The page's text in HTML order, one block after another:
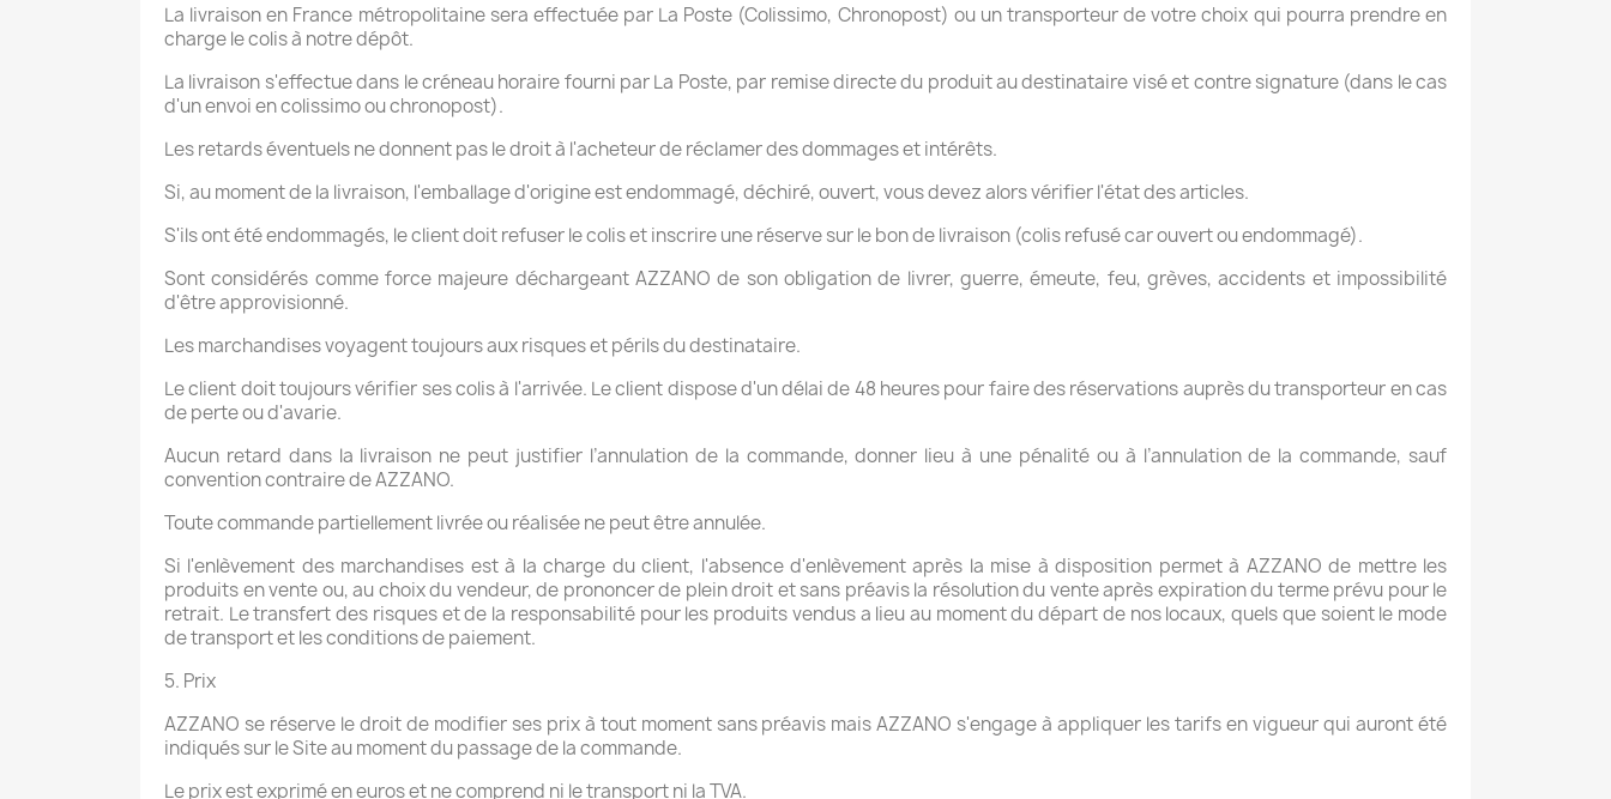
La livraison en France métropolitaine sera effectuée par La Poste (Colissimo, Chronopost) ou un transporteur de votre choix qui pourra prendre en
charge le colis à notre dépôt.
La livraison s'effectue dans le créneau horaire fourni par La Poste, par remise directe du produit au destinataire visé et contre signature (dans le cas
d'un envoi en colissimo ou chronopost).
Les retards éventuels ne donnent pas le droit à l'acheteur de réclamer des dommages et intérêts.
Si, au moment de la livraison, l'emballage d'origine est endommagé, déchiré, ouvert, vous devez alors vérifier l'état des articles.
S'ils ont été endommagés, le client doit refuser le colis et inscrire une réserve sur le bon de livraison (colis refusé car ouvert ou endommagé).
Sont considérés comme force majeure déchargeant AZZANO de son obligation de livrer, guerre, émeute, feu, grèves, accidents et impossibilité
d'être approvisionné.
Les marchandises voyagent toujours aux risques et périls du destinataire.
Le client doit toujours vérifier ses colis à l'arrivée. Le client dispose d'un délai de 48 heures pour faire des réservations auprès du transporteur en cas
de perte ou d'avarie.
Aucun retard dans la livraison ne peut justifier l’annulation de la commande, donner lieu à une pénalité ou à l’annulation de la commande, sauf
convention contraire de AZZANO.
Toute commande partiellement livrée ou réalisée ne peut être annulée.
Si l'enlèvement des marchandises est à la charge du client, l'absence d'enlèvement après la mise à disposition permet à AZZANO de mettre les
produits en vente ou, au choix du vendeur, de prononcer de plein droit et sans préavis la résolution du vente après expiration du terme prévu pour le
retrait. Le transfert des risques et de la responsabilité pour les produits vendus a lieu au moment du départ de nos locaux, quels que soient le mode
de transport et les conditions de paiement.
5. Prix
AZZANO se réserve le droit de modifier ses prix à tout moment sans préavis mais AZZANO s'engage à appliquer les tarifs en vigueur qui auront été
indiqués sur le Site au moment du passage de la commande.
Le prix est exprimé en euros et ne comprend ni le transport ni la TVA.